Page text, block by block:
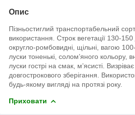
Опис
Пізньостиглий транспортабельний
використання. Строк вегетації 130-
округло-ромбовидні, щільні, вагою
луски тоненькі, солом’яного кольору,
луски гострі на смак, м’ясисті.
довгострокового зберігання.
будь-якому вигляді на протязі року.
Приховати